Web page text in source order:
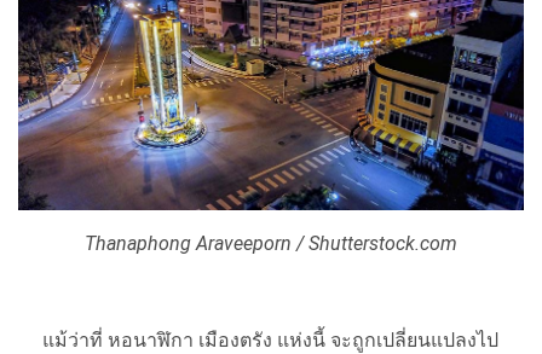
Thanaphong Araveeporn / Shutterstock.com
แม้ว่าที่ หอนาฬิกา เมืองตรัง แห่งนี้ จะถูกเปลี่ยนแปลงไป